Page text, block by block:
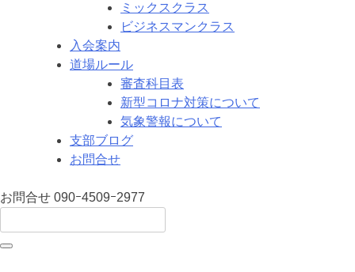
ミックスクラス
ビジネスマンクラス
入会案内
道場ルール
審査科目表
新型コロナ対策について
気象警報について
支部ブログ
お問合せ
お問合せ 090ｰ4509ｰ2977